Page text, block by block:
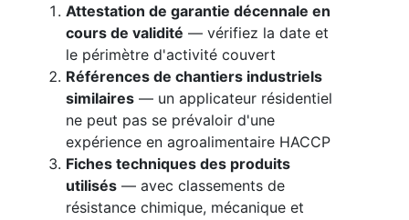
Attestation de garantie décennale en
cours de validité — vérifiez la date et
le périmètre d'activité couvert
Références de chantiers industriels
similaires — un applicateur résidentiel
ne peut pas se prévaloir d'une
expérience en agroalimentaire HACCP
Fiches techniques des produits
utilisés — avec classements de
résistance chimique, mécanique et